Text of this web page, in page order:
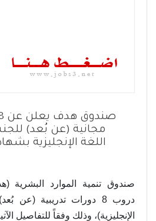
مجانية (عن بُعد)
اللغة الإنجليزية
صندوق تنمية الموارد
دروب 8 دورات تدريبية (عن
الإنجليزية)، وذلك وفقاً للتفاصيل